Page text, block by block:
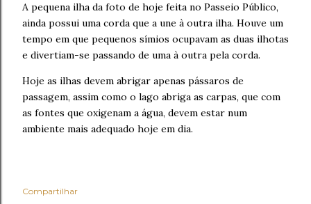
A pequena ilha da foto de hoje feita no Passeio Público,
ainda possui uma corda que a une à outra ilha. Houve um
tempo em que pequenos símios ocupavam as duas ilhotas
e divertiam-se passando de uma à outra pela corda.
Hoje as ilhas devem abrigar apenas pássaros de
passagem, assim como o lago abriga as carpas, que com
as fontes que oxigenam a água, devem estar num
ambiente mais adequado hoje em dia.
Compartilhar